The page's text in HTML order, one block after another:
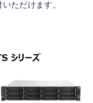
ただけます。